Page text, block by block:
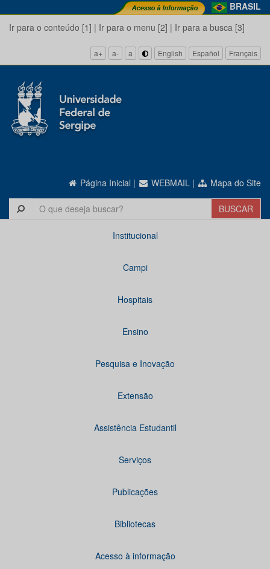
BRASIL
Ir para o conteúdo [1] | Ir para o menu [2] | Ir para a busca [3]
a+ a- a English Español Français
Página Inicial | WEBMAIL | Mapa do Site
Institucional
Campi
Hospitais
Ensino
Pesquisa e Inovação
Extensão
Assistência Estudantil
Serviços
Publicações
Bibliotecas
Acesso à informação